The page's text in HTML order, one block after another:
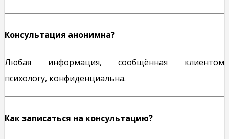
Консультация анонимна?
Любая информация, сообщённая клиентом
психологу, конфиденциальна.
Как записаться на консультацию?